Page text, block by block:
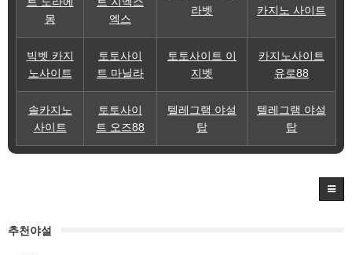
몽
엑스
라벳
카지노 사이트
빅벳 카지
노사이트
토토사이
트 마닐라
토토사이트 이
지벳
카지노사이트
유로88
솔카지노
사이트
토토사이
트 오즈88
텔레그램 야설
탑
텔레그램 야설
탑
추천야설